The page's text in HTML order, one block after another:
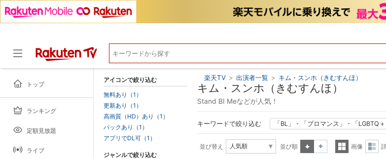
トップ
ランキング
定額見放題
ライブ
楽天TV > 出演者一覧 > キム・スンホ（きむすんほ）
キム・スンホ（きむすんほ）
Stand BI Meなどが人気！
キーワードで絞り込む 「BL」・「ブロマンス」・「LGBTQ
並び替え
並び順
画像
アイコンで絞り込む
無料あり（1）
更新あり（1）
高画質（HD）あり（1）
パックあり（1）
アプリでDL可（1）
ジャンルで絞り込む